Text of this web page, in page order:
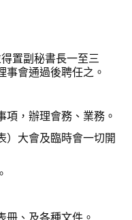
置副秘書長一至三
事會通過後聘任之。
項，辦理會務、業務。
）大會及臨時會一切開
冊、及各種文件。